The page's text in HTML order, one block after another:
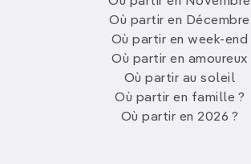
Où partir en Décembre
Où partir en week-end
Où partir en amoureux
Où partir au soleil
Où partir en famille ?
Où partir en 2026 ?